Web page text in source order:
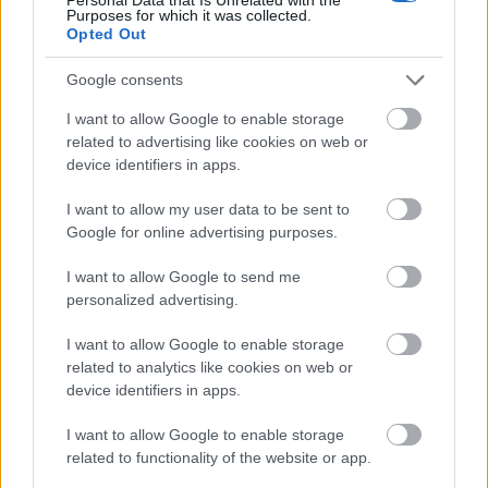
Purposes for which it was collected.
Opted Out
Google consents
I want to allow Google to enable storage
related to advertising like cookies on web or
device identifiers in apps.
I want to allow my user data to be sent to
Google for online advertising purposes.
I want to allow Google to send me
personalized advertising.
I want to allow Google to enable storage
related to analytics like cookies on web or
device identifiers in apps.
I want to allow Google to enable storage
related to functionality of the website or app.
Forrás:the idearoom
Desszert - mályvacukor-bárány
Ha már túl vagyunk a főételen is, nem maradhat el
az édesség, és bár biztos vagyok benne, hogy